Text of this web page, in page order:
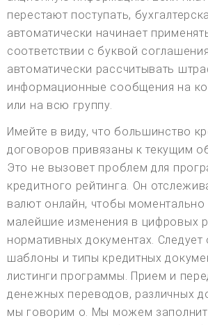
перестают поступать,
автоматически начинает
соответствии с буквой
автоматически рассчитывать
информационные сообщения на
или на всю группу.
Имейте в виду, что большинство
договоров привязаны к текущим
Это не вызовет проблем для
кредитного рейтинга. Он
валют онлайн, чтобы
малейшие изменения в цифровых
нормативных документах. Следует
шаблоны и типы кредитных
листинги программы. Прием и
денежных переводов, различных
мы говорим о. Мы можем